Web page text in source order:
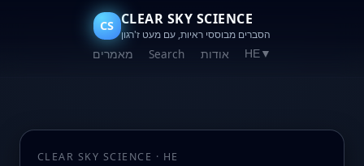
CS CLEAR SKY SCIENCE
הסברים מבוססי ראיות, עם מעט ז'רגון
מאמרים Search אודות HE▼
CLEAR SKY SCIENCE · HE